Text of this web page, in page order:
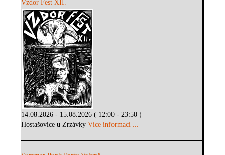
Vzdor Fest XII.
14.08.2026 - 15.08.2026 ( 12:00 - 23:50 )
Hostašovice u ZrzávkyVíce informací ...